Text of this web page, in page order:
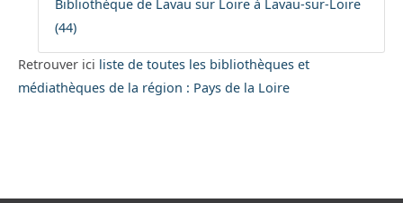
Bibliothèque de Lavau sur Loire à Lavau-sur-Loire
(44)
Retrouver ici liste de toutes les bibliothèques et
médiathèques de la région : Pays de la Loire